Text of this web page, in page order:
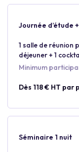
Journée d’étude
1 salle de réunion
déjeuner + 1
Minimum
Dès 118 € HT par
Séminaire 1 nuit